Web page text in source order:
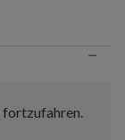
−
fortzufahren.